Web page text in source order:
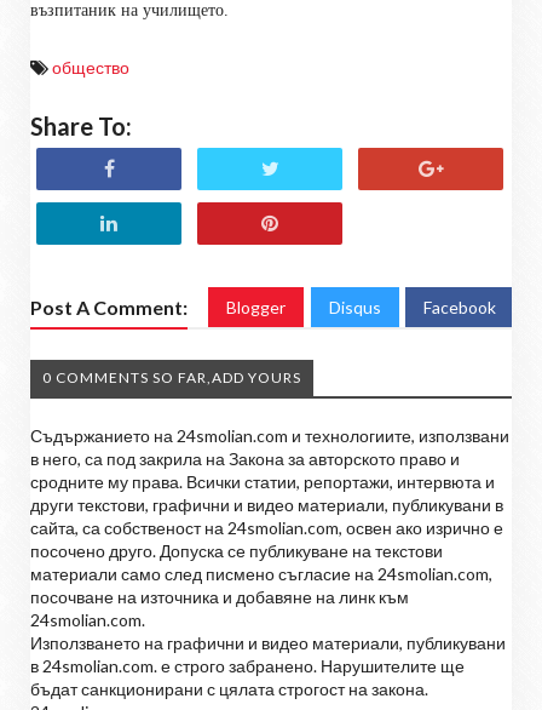
възпитаник на училището.
общество
Share To:
Post A Comment: Blogger Disqus Facebook
0 COMMENTS SO FAR,ADD YOURS
Съдържанието на 24smolian.com и технологиите, използвани
в него, са под закрила на Закона за авторското право и
сродните му права. Всички статии, репортажи, интервюта и
други текстови, графични и видео материали, публикувани в
сайта, са собственост на 24smolian.com, освен ако изрично е
посочено друго. Допуска се публикуване на текстови
материали само след писмено съгласие на 24smolian.com,
посочване на източника и добавяне на линк към
24smolian.com.
Използването на графични и видео материали, публикувани
в 24smolian.com. е строго забранено. Нарушителите ще
бъдат санкционирани с цялата строгост на закона.